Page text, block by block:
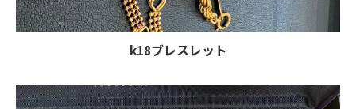
k18ブレスレット